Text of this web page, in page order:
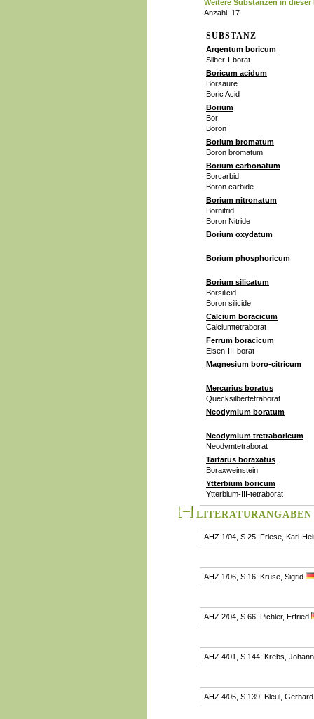
Weitere Substanzen in dieser
Anzahl: 17
SUBSTANZ
Argentum boricum
Silber-I-borat
Boricum acidum
Borsäure
Boric Acid
Borium
Bor
Boron
Borium bromatum
Boron bromatum
Borium carbonatum
Borcarbid
Boron carbide
Borium nitronatum
Bornitrid
Boron Nitride
Borium oxydatum
Borium phosphoricum
Borium silicatum
Borsilicid
Boron silicide
Calcium boracicum
Calciumtetraborat
Ferrum boracicum
Eisen-III-borat
Magnesium boro-citricum
Mercurius boratus
Quecksilbertetraborat
Neodymium boratum
Neodymium tretraboricum
Neodymtetraborat
Tartarus boraxatus
Boraxweinstein
Ytterbium boricum
Ytterbium-III-tetraborat
LITERATURANGABEN
AHZ 1/04, S.25: Friese, Karl-
AHZ 1/06, S.16: Kruse, Sigrid
AHZ 2/04, S.66: Pichler, Erfried
AHZ 4/01, S.144: Krebs,
AHZ 4/05, S.139: Bleul, Gerhard